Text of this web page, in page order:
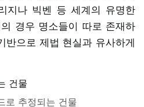
지나 빅벤 등 세계의 유명한
경우 명소들이 따로 존재하
반으로 제법 현실과 유사하게
로 추정되는 건물